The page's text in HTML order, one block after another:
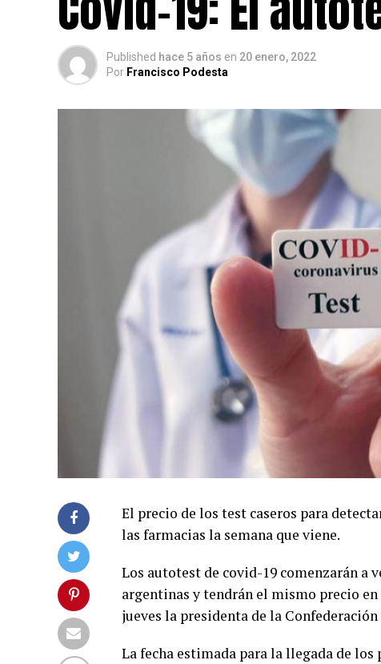
Published hace 5 años en 20 enero, 2022
Por Francisco Podesta
El precio de los test caseros para
las farmacias la semana que viene.
Los autotest de covid-19 comenzarán a
argentinas y tendrán el mismo precio
jueves la presidenta de la
La fecha estimada para la llegada de